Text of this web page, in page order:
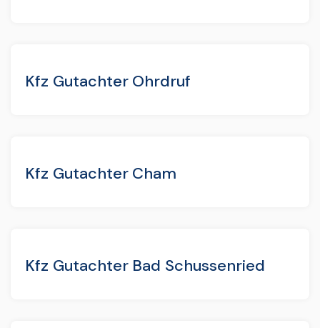
Kfz Gutachter Ohrdruf
Kfz Gutachter Cham
Kfz Gutachter Bad Schussenried